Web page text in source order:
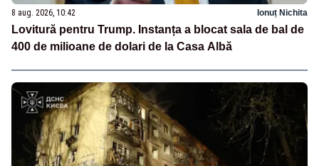
8 aug. 2026, 10:42 Ionuț Nichita
Lovitură pentru Trump. Instanța a blocat sala de bal de
400 de milioane de dolari de la Casa Albă